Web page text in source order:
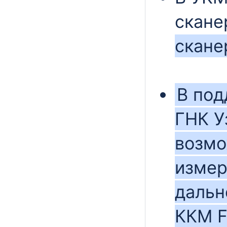
В
ГНК
ККМ